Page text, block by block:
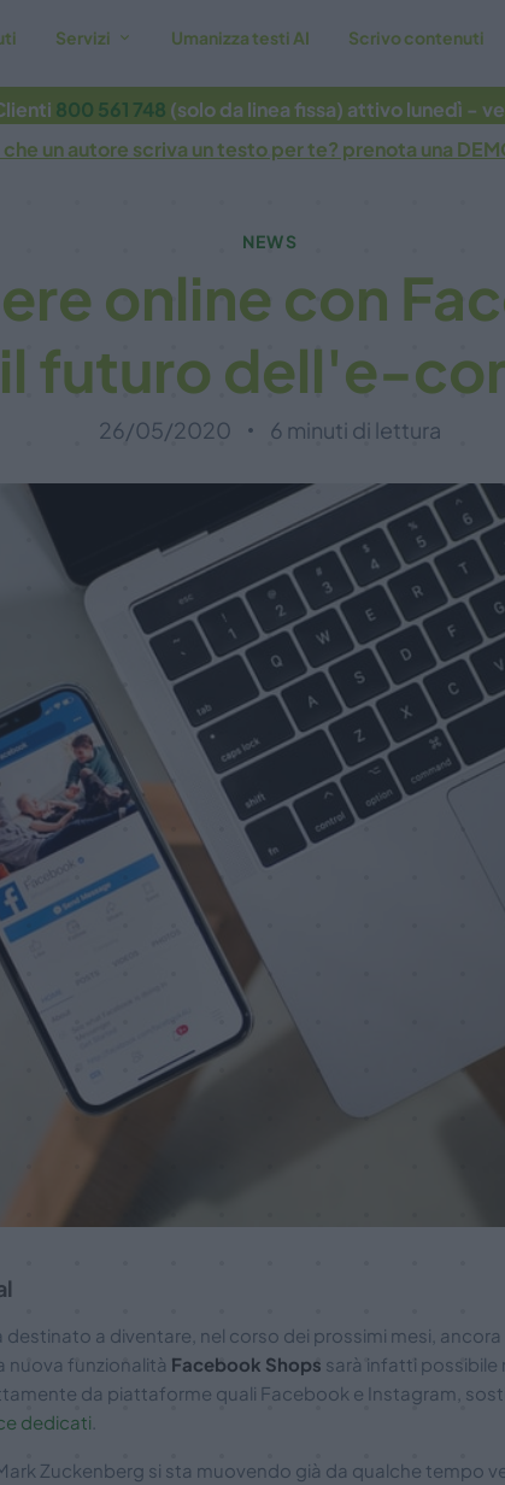
Servizi Umanizza testi AI Scrivo contenuti
800 561 748 (solo da linea fissa) attivo lunedì -
che un autore scriva un testo per te? prenota una
NEWS
online con
futuro dell'e-
26/05/2020 6 minuti di lettura
destinato a diventare, nel corso dei prossimi mesi,
nuova funzionalità Facebook Shops sarà infatti possibile
da piattaforme quali Facebook e Instagram,
dedicati
Zuckenberg si sta muovendo già da qualche tempo